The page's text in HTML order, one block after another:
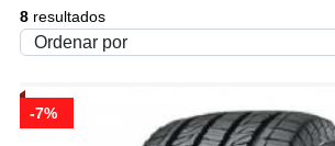
8 resultados
-7%